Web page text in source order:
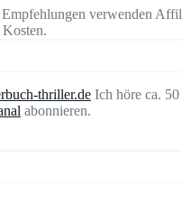
verwenden
thriller.de Ich höre ca.
abonnieren.